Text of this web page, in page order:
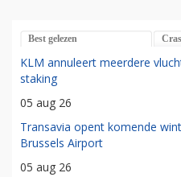
Best gelezen
KLM annuleert meerdere
staking
05 aug 26
Transavia opent komende
Brussels Airport
05 aug 26